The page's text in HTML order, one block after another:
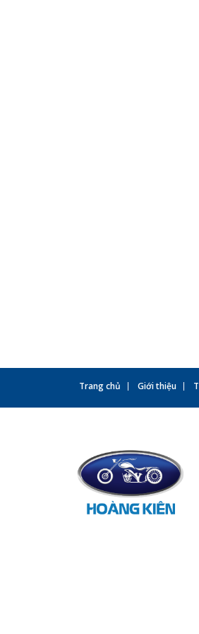
Trang chủ Giới thiệu